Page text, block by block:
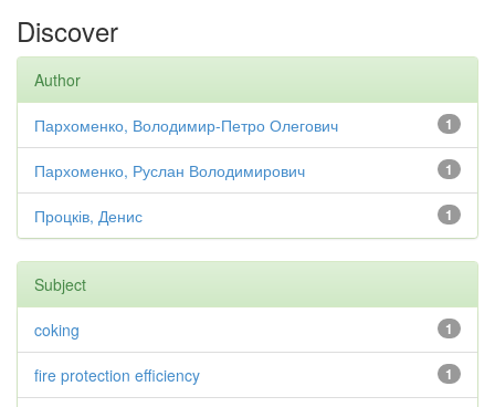
Discover
Author
1
Пархоменко, Володимир-Петро Олегович
1
Пархоменко, Руслан Володимирович
1
Процків, Денис
Subject
1
coking
1
fire protection efficiency